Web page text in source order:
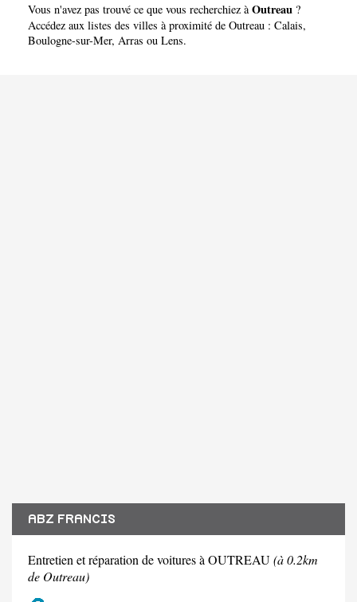
Vous n'avez pas trouvé ce que vous recherchiez àOutreau ?
Accédez aux listes des villes à proximité de Outreau : Calais,
Boulogne-sur-Mer, Arras ou Lens.
ABZ FRANCIS
Entretien et réparation de voitures à OUTREAU(à 0.2km
de Outreau)